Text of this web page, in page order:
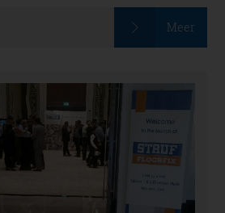
Meer